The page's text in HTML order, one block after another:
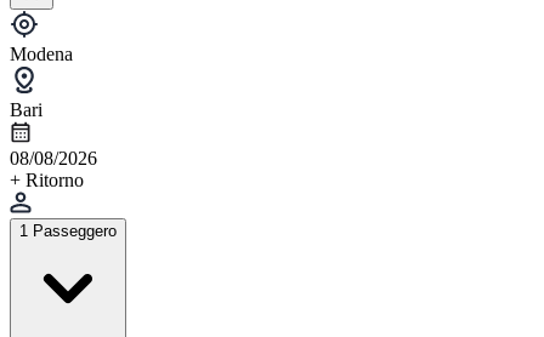
Modena
Bari
08/08/2026
+ Ritorno
1 Passeggero